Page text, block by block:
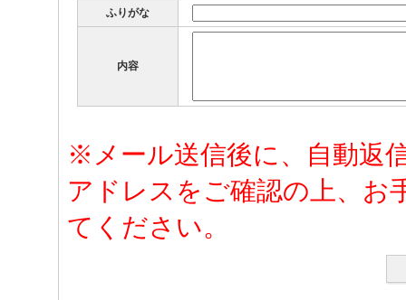
ふりがな
内容
※メール送信後に、自動返
アドレスをご確認の上、お
てください。